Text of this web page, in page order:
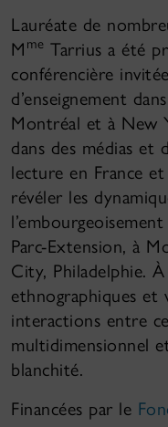
Lauréate de
M me Tarrius a été
conférencière
d’enseignement
Montréal et à New
dans des médias et
lecture en France et
révéler les
Parc-Extension, à
City, Philadelphie.
ethnographiques et
interactions entre
multidimensionnel
blanchité.
Financées par le